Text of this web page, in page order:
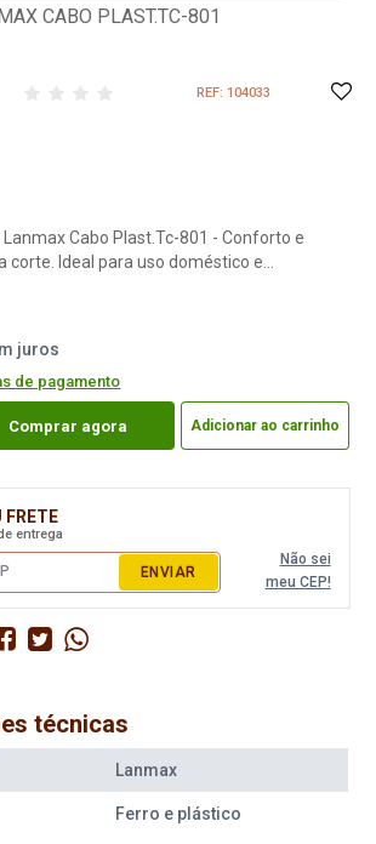
CABO PLAST.TC-801
REF: 104033
Cabo Plast.Tc-801 - Conforto e
corte. Ideal para uso doméstico e
juros
de pagamento
Comprar agora Adicionar ao carrinho
FRETE
entrega
ENVIAR
Não sei
meu CEP!
técnicas
Lanmax
Ferro e plástico